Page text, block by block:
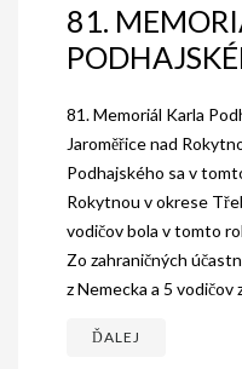
81.
81. Memoriál Karla
Jaroměřice nad
Podhajského sa v
Rokytnou v okrese
vodičov bola v tomto
Zo zahraničných
z Nemecka a 5 vodičov
ĎALEJ